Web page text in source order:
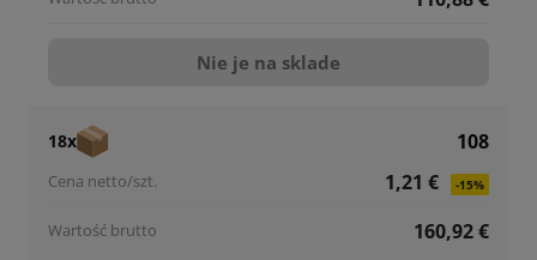
Nie je na sklade
18x
108
1,21 €
-15%
160,92 €